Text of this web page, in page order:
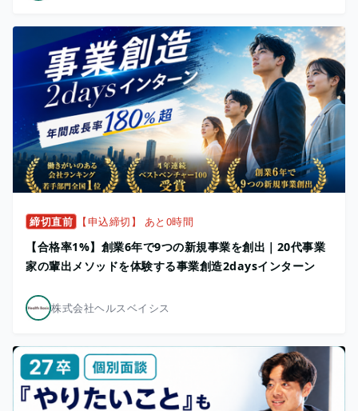
締切直前 【申込締切】 あと0時間
【合格率1%】創業6年で9つの新規事業を創出｜20代事業
家の輩出メソッドを体験する事業創造2daysインターン
株式会社ヘルスベイシス